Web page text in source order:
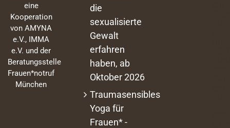
eine
Kooperation
von AMYNA
e.V., IMMA
e.V. und der
Beratungsstelle
Frauen*notruf
München
die
sexualisierte
Gewalt
erfahren
haben, ab
Oktober 2026
Traumasensibles
Yoga für
Frauen* -